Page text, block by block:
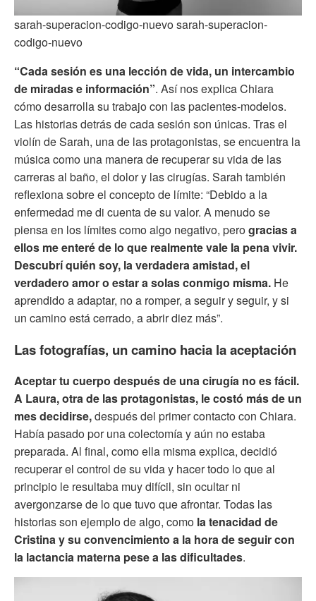
sarah-superacion-codigo-nuevo sarah-superacion-
codigo-nuevo
“Cada sesión es una lección de vida, un intercambio
de miradas e información”. Así nos explica Chiara
cómo desarrolla su trabajo con las pacientes-modelos.
Las historias detrás de cada sesión son únicas. Tras el
violín de Sarah, una de las protagonistas, se encuentra la
música como una manera de recuperar su vida de las
carreras al baño, el dolor y las cirugías. Sarah también
reflexiona sobre el concepto de límite: “Debido a la
enfermedad me di cuenta de su valor. A menudo se
piensa en los límites como algo negativo, perogracias a
ellos me enteré de lo que realmente vale la pena vivir.
Descubrí quién soy, la verdadera amistad, el
verdadero amor o estar a solas conmigo misma. He
aprendido a adaptar, no a romper, a seguir y seguir, y si
un camino está cerrado, a abrir diez más”.
Las fotografías, un camino hacia la aceptación
Aceptar tu cuerpo después de una cirugía no es fácil.
A Laura, otra de las protagonistas, le costó más de un
mes decidirse,después del primer contacto con Chiara.
Había pasado por una colectomía y aún no estaba
preparada. Al final, como ella misma explica, decidió
recuperar el control de su vida y hacer todo lo que al
principio le resultaba muy difícil, sin ocultar ni
avergonzarse de lo que tuvo que afrontar. Todas las
historias son ejemplo de algo, como la tenacidad de
Cristina y su convencimiento a la hora de seguir con
la lactancia materna pese a las dificultades.